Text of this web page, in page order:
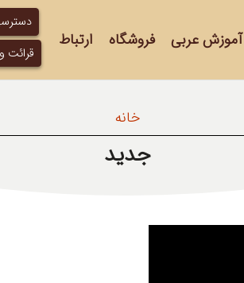
آموزش عربی فروشگاه ارتباط
قرائت
خانه
جدید